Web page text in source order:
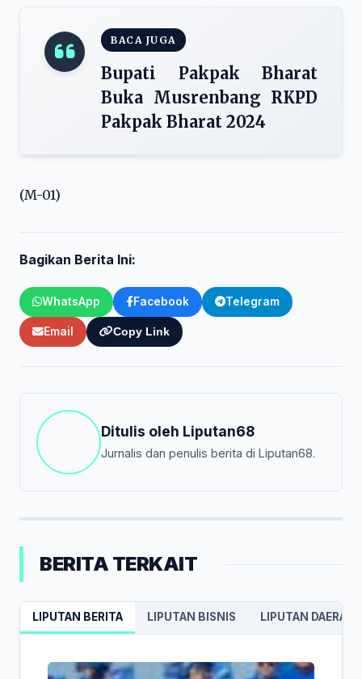
BACA JUGA
Bupati Pakpak Bharat
Buka Musrenbang RKPD
Pakpak Bharat 2024
(M-01)
Bagikan Berita Ini:
WhatsApp Facebook Telegram
Email Copy Link
Ditulis oleh Liputan68
Jurnalis dan penulis berita di Liputan68.
BERITA TERKAIT
LIPUTAN BERITA LIPUTAN BISNIS LIPUTAN DAERAH